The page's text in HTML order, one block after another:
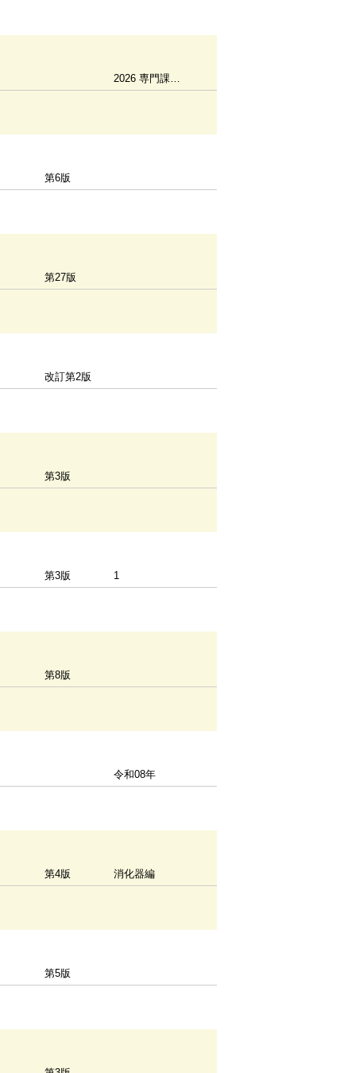
2026 専門課程編
第6版
第27版
改訂第2版
第3版
第3版 1
第8版
令和08年
第4版 消化器編
第5版